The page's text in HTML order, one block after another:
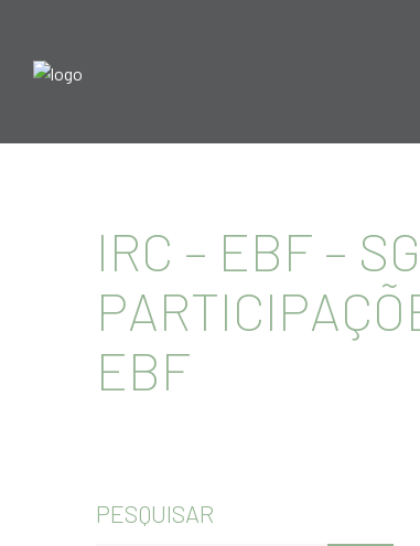
IRC – EBF –
EBF
PESQUISAR